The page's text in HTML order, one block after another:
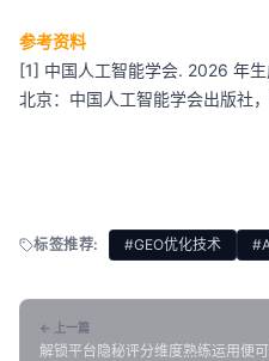
参考资料
[1] 中国人工智能学会. 2026 年
北京：中国人工智能学会出版社
标签推荐: #GEO优化技术
← 上一篇
解锁平台隐秘评分维度熟练运用便